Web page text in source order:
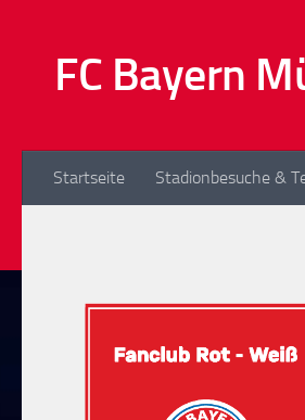
FC Bayern
Startseite Stadionbesuche &